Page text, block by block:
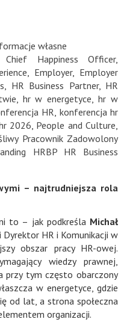
własne
Chief Happiness Officer,
, Employer, Employer
, HR Business Partner, HR
, hr w energetyce,hr w
HR, konferencja hr
2026, People and Culture,
Pracownik Zadowolony
HRBP HR Business
– najtrudniejsza rola
to – jak podkreśla Michał
Dyrektor HR i Komunikacji w
obszar pracy HR-owej.
wiedzy prawnej,
przy tym często obarczony
w energetyce, gdzie
od lat, a strona społeczna
organizacji.